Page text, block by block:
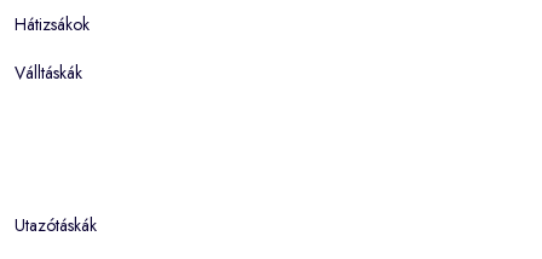
Hátizsákok
Válltáskák
Utazótáskák